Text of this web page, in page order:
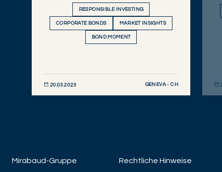
RESPONSIBLE INVESTING
CORPORATE BONDS MARKET INSIGHTS
BOND MOMENT
20.03.2023 GENEVA - CH
Mirabaud-Gruppe Rechtliche Hinweise